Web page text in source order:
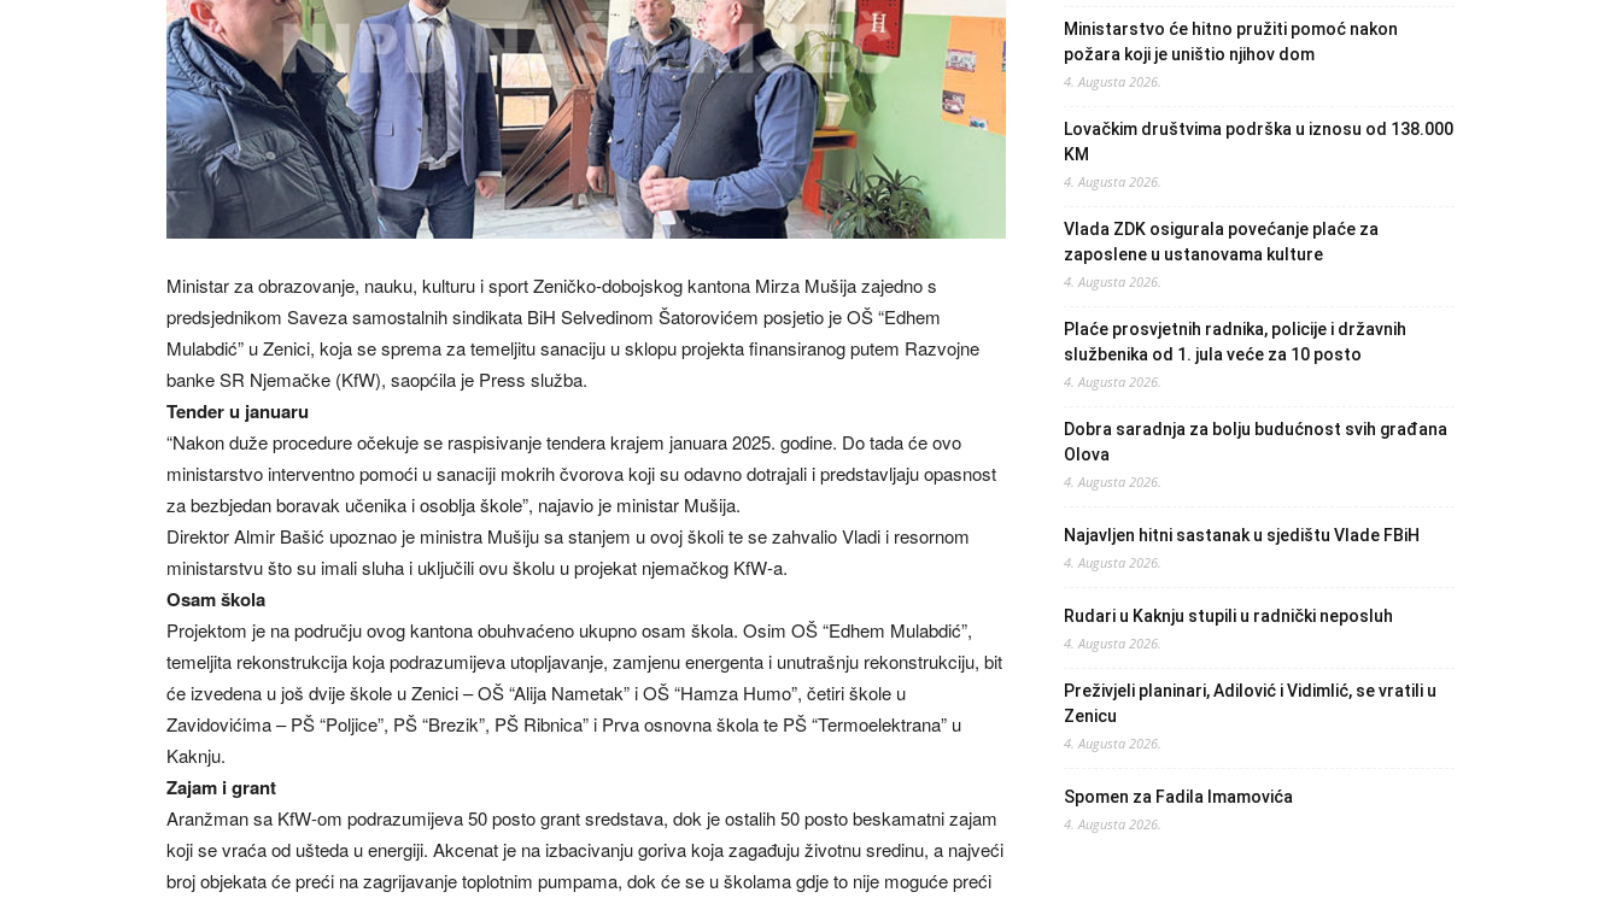
Ministar za obrazovanje, nauku, kulturu i sport Zeničko-dobojskog kantona Mirza Mušija zajedno s
predsjednikom Saveza samostalnih sindikata BiH Selvedinom Šatorovićem posjetio je OŠ “Edhem
Mulabdić” u Zenici, koja se sprema za temeljitu sanaciju u sklopu projekta finansiranog putem Razvojne
banke SR Njemačke (KfW), saopćila je Press služba.
Tender u januaru
“Nakon duže procedure očekuje se raspisivanje tendera krajem januara 2025. godine. Do tada će ovo
ministarstvo interventno pomoći u sanaciji mokrih čvorova koji su odavno dotrajali i predstavljaju opasnost
za bezbjedan boravak učenika i osoblja škole”, najavio je ministar Mušija.
Direktor Almir Bašić upoznao je ministra Mušiju sa stanjem u ovoj školi te se zahvalio Vladi i resornom
ministarstvu što su imali sluha i uključili ovu školu u projekat njemačkog KfW-a.
Osam škola
Projektom je na području ovog kantona obuhvaćeno ukupno osam škola. Osim OŠ “Edhem Mulabdić”,
temeljita rekonstrukcija koja podrazumijeva utopljavanje, zamjenu energenta i unutrašnju rekonstrukciju, bit
će izvedena u još dvije škole u Zenici – OŠ “Alija Nametak” i OŠ “Hamza Humo”, četiri škole u
Zavidovićima – PŠ “Poljice”, PŠ “Brezik”, PŠ Ribnica” i Prva osnovna škola te PŠ “Termoelektrana” u
Kaknju.
Zajam i grant
Aranžman sa KfW-om podrazumijeva 50 posto grant sredstava, dok je ostalih 50 posto beskamatni zajam
koji se vraća od ušteda u energiji. Akcenat je na izbacivanju goriva koja zagađuju životnu sredinu, a najveći
broj objekata će preći na zagrijavanje toplotnim pumpama, dok će se u školama gdje to nije moguće preći
Ministarstvo će hitno pružiti pomoć nakon
požara koji je uništio njihov dom
4. Augusta 2026.
Lovačkim društvima podrška u iznosu od 138.000
KM
4. Augusta 2026.
Vlada ZDK osigurala povećanje plaće za
zaposlene u ustanovama kulture
4. Augusta 2026.
Plaće prosvjetnih radnika, policije i državnih
službenika od 1. jula veće za 10 posto
4. Augusta 2026.
Dobra saradnja za bolju budućnost svih građana
Olova
4. Augusta 2026.
Najavljen hitni sastanak u sjedištu Vlade FBiH
4. Augusta 2026.
Rudari u Kaknju stupili u radnički neposluh
4. Augusta 2026.
Preživjeli planinari, Adilović i Vidimlić, se vratili u
Zenicu
4. Augusta 2026.
Spomen za Fadila Imamovića
4. Augusta 2026.